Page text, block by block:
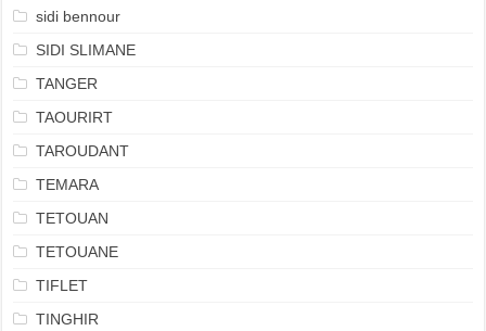
sidi bennour
SIDI SLIMANE
TANGER
TAOURIRT
TAROUDANT
TEMARA
TETOUAN
TETOUANE
TIFLET
TINGHIR